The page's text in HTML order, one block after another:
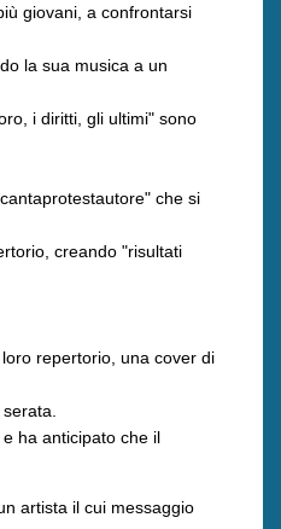
giovani, a confrontarsi
la sua musica a un
i diritti, gli ultimi" sono
che si
creando "risultati
repertorio, una cover di
ha anticipato che il
artista il cui messaggio